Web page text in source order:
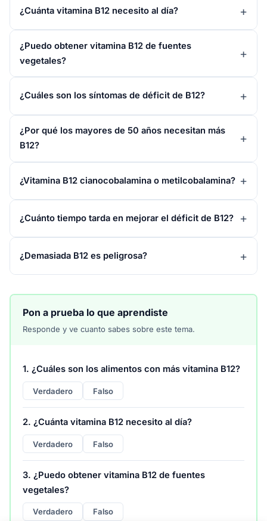
¿Cuánta vitamina B12 necesito al día?
¿Puedo obtener vitamina B12 de fuentes
vegetales?
¿Cuáles son los síntomas de déficit de B12?
¿Por qué los mayores de 50 años necesitan más
B12?
¿Vitamina B12 cianocobalamina o metilcobalamina?
¿Cuánto tiempo tarda en mejorar el déficit de B12?
¿Demasiada B12 es peligrosa?
Pon a prueba lo que aprendiste
Responde y ve cuanto sabes sobre este tema.
1. ¿Cuáles son los alimentos con más vitamina B12?
Verdadero Falso
2. ¿Cuánta vitamina B12 necesito al día?
Verdadero Falso
3. ¿Puedo obtener vitamina B12 de fuentes
vegetales?
Verdadero Falso